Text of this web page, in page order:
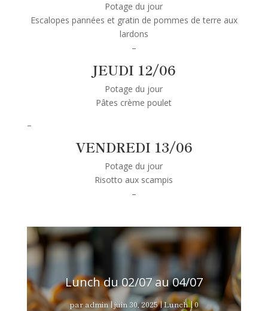
Potage du jour
Escalopes pannées et gratin de pommes de terre aux
lardons
–
JEUDI 12/06
Potage du jour
Pâtes crème poulet
–
VENDREDI 13/06
Potage du jour
Risotto aux scampis
–
Lunch du 02/07 au 04/07
paradmin|juin 30, 2025|Lunch| 0